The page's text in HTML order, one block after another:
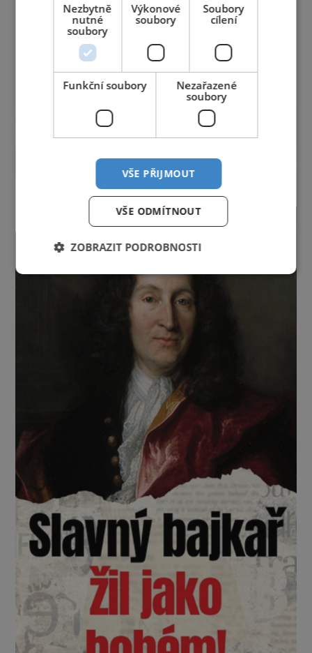
Královéhradecký krajLiberecký kraj
Moravskoslezský kraj
Pardubický kraj Plzeňský kraj Praha
Zlínský kraj
Nezbytně
nutné
soubory
Výkonové
soubory
Soubory
cílení
Funkční soubory
Nezařazené
soubory
VŠE PŘIJMOUT
VŠE ODMÍTNOUT
ZOBRAZIT PODROBNOSTI